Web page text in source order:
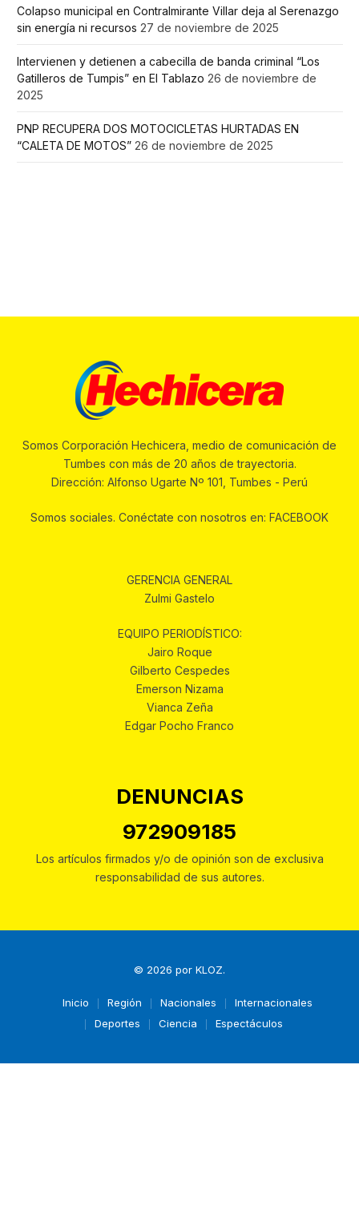
Colapso municipal en Contralmirante Villar deja al Serenazgo
sin energía ni recursos 27 de noviembre de 2025
Intervienen y detienen a cabecilla de banda criminal “Los
Gatilleros de Tumpis” en El Tablazo 26 de noviembre de
2025
PNP RECUPERA DOS MOTOCICLETAS HURTADAS EN
“CALETA DE MOTOS” 26 de noviembre de 2025
Somos Corporación Hechicera, medio de comunicación de
Tumbes con más de 20 años de trayectoria.
Dirección: Alfonso Ugarte Nº 101, Tumbes - Perú
Somos sociales. Conéctate con nosotros en: FACEBOOK
GERENCIA GENERAL
Zulmi Gastelo
EQUIPO PERIODÍSTICO:
Jairo Roque
Gilberto Cespedes
Emerson Nizama
Vianca Zeña
Edgar Pocho Franco
DENUNCIAS
972909185
Los artículos firmados y/o de opinión son de exclusiva
responsabilidad de sus autores.
© 2026 por KLOZ.
Inicio Región Nacionales
Internacionales
Deportes
Ciencia Espectáculos